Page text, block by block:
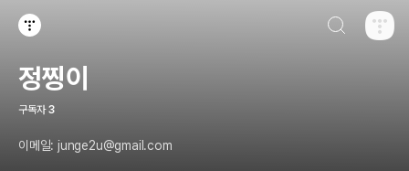
정찡이
구독자 3
이메일: junge2u@gmail.com